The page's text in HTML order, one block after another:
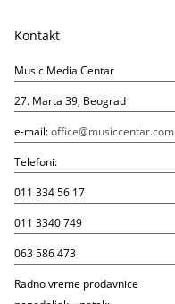
Kontakt
Music Media Centar
27. Marta 39, Beograd
e-mail:office@musiccentar.com
Telefoni:
011 334 56 17
011 3340 749
063 586 473
Radno vreme prodavnice